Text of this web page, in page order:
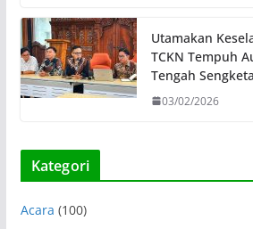
Utamakan
TCKN Tempuh
Tengah
03/02/2026
Kategori
Acara (100)